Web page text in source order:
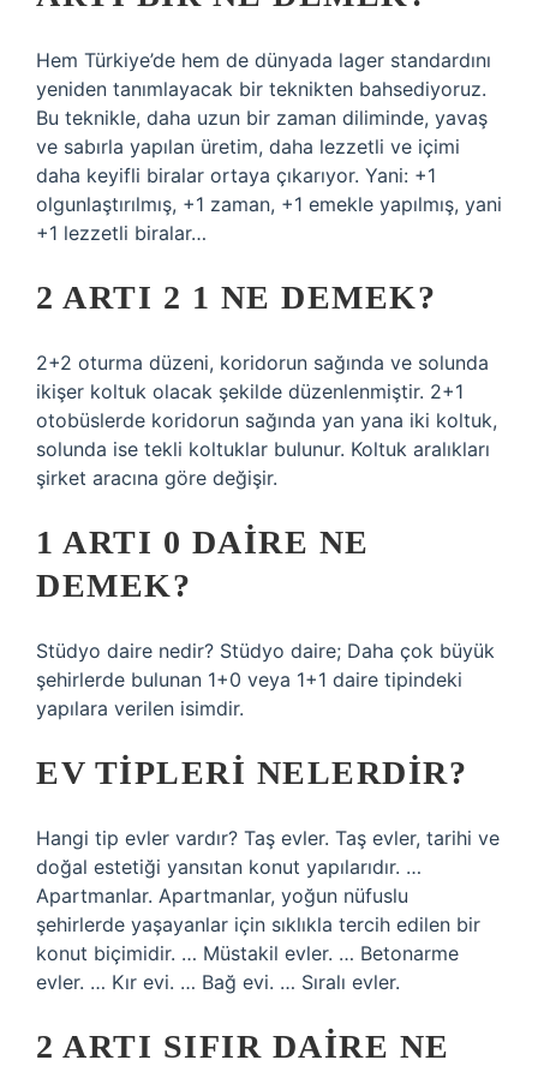
Hem Türkiye’de hem de dünyada lager standardını
yeniden tanımlayacak bir teknikten bahsediyoruz.
Bu teknikle, daha uzun bir zaman diliminde, yavaş
ve sabırla yapılan üretim, daha lezzetli ve içimi
daha keyifli biralar ortaya çıkarıyor. Yani: +1
olgunlaştırılmış, +1 zaman, +1 emekle yapılmış, yani
+1 lezzetli biralar…
2 ARTI 2 1 NE DEMEK?
2+2 oturma düzeni, koridorun sağında ve solunda
ikişer koltuk olacak şekilde düzenlenmiştir. 2+1
otobüslerde koridorun sağında yan yana iki koltuk,
solunda ise tekli koltuklar bulunur. Koltuk aralıkları
şirket aracına göre değişir.
1 ARTI 0 DAIRE NE
DEMEK?
Stüdyo daire nedir? Stüdyo daire; Daha çok büyük
şehirlerde bulunan 1+0 veya 1+1 daire tipindeki
yapılara verilen isimdir.
EV TIPLERI NELERDIR?
Hangi tip evler vardır? Taş evler. Taş evler, tarihi ve
doğal estetiği yansıtan konut yapılarıdır. …
Apartmanlar. Apartmanlar, yoğun nüfuslu
şehirlerde yaşayanlar için sıklıkla tercih edilen bir
konut biçimidir. … Müstakil evler. … Betonarme
evler. … Kır evi. … Bağ evi. … Sıralı evler.
2 ARTI SIFIR DAIRE NE